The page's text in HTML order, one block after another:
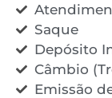
Saque
Depósito
Câmbio
Emissão